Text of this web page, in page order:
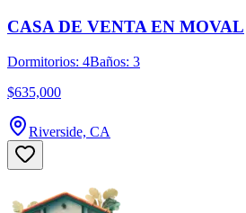
CASA DE VENTA EN MOVAL
Dormitorios: 4Baños: 3
$635,000
Riverside, CA